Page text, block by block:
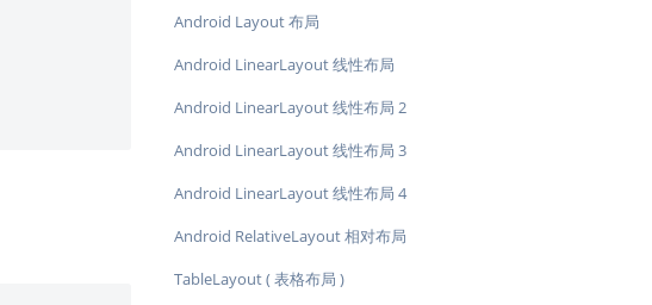
Android Layout 布局
Android LinearLayout 线性布局
Android LinearLayout 线性布局 2
Android LinearLayout 线性布局 3
Android LinearLayout 线性布局 4
Android RelativeLayout 相对布局
TableLayout ( 表格布局 )